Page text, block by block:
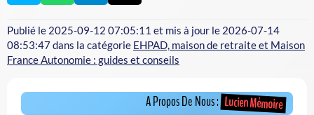
Publié le 2025-09-12 07:05:11 et mis à jour le 2026-07-14
08:53:47dans la catégorie EHPAD, maison de retraite et Maison
France Autonomie : guides et conseils
A Propos De Nous : Lucien Mémoire